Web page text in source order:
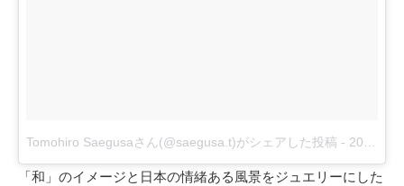
Tomohiro Saegusaさん(@saegusa.t)がシェアした投稿 - 2018年 6月月30日午前9時45分PDT
「和」のイメージと日本の情緒ある風景をジュエリーにした